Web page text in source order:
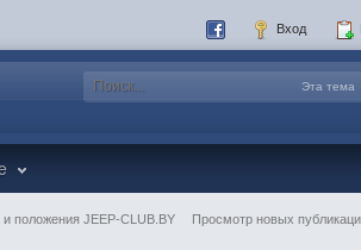
Вход
Эта тема
положения JEEP-CLUB.BY Просмотр новых